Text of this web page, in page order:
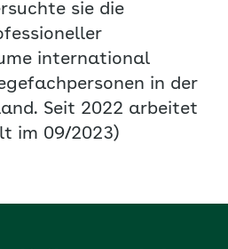
sie die
international
in der
Seit 2022 arbeitet
im 09/2023)